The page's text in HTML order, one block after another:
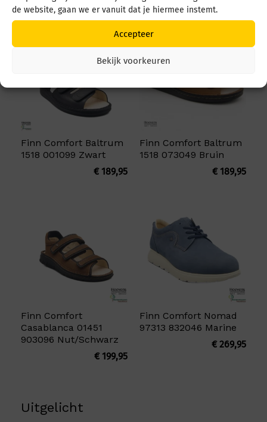
de website, gaan we er vanuit dat je hiermee instemt.
Accepteer
Bekijk voorkeuren
Misschien is dit wat voor u:
Finn Comfort Baltrum
1518 001099 Zwart
€189,95
Finn Comfort Baltrum
1518 073049 Bruin
€189,95
Finn Comfort
Casablanca 01451
903096 Nut/Schwarz
€199,95
Finn Comfort Nomad
97313 832046 Marine
€269,95
Uitgelicht